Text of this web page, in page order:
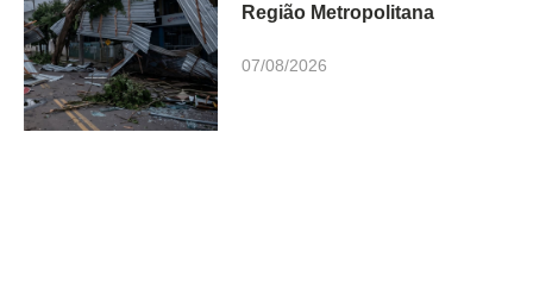
Região Metropolitana
07/08/2026